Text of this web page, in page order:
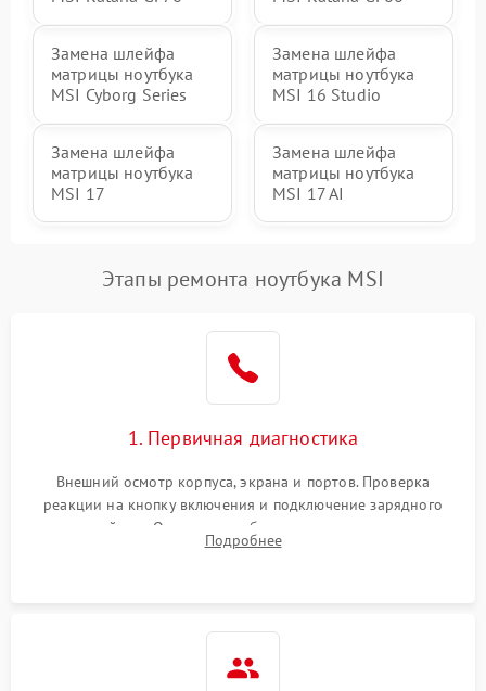
Замена шлейфа
матрицы ноутбука
MSI Cyborg Series
Замена шлейфа
матрицы ноутбука
MSI 16 Studio
Замена шлейфа
матрицы ноутбука
MSI 17
Замена шлейфа
матрицы ноутбука
MSI 17 AI
Этапы ремонта ноутбука MSI
1. Первичная диагностика
Внешний осмотр корпуса, экрана и портов. Проверка
реакции на кнопку включения и подключение зарядного
устройства. Оценка потребления тока с помощью
лабораторного блока питания для локализации проблемы.
Подробнее